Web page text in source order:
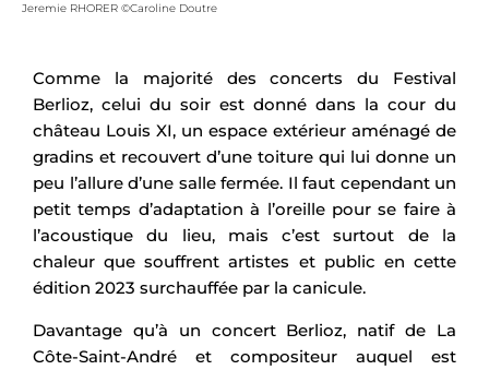
Jeremie RHORER ©Caroline Doutre
Comme la majorité des concerts du Festival
Berlioz, celui du soir est donné dans la cour du
château Louis XI, un espace extérieur aménagé de
gradins et recouvert d’une toiture qui lui donne un
peu l’allure d’une salle fermée. Il faut cependant un
petit temps d’adaptation à l’oreille pour se faire à
l’acoustique du lieu, mais c’est surtout de la
chaleur que souffrent artistes et public en cette
édition 2023 surchauffée par la canicule.
Davantage qu’à un concert Berlioz, natif de La
Côte-Saint-André et compositeur auquel est